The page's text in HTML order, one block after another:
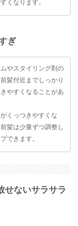
くなります。
ぎ
やスタイリング剤の
髪付近までしっかり
やすくなることがあ
くっつきやすくな
髪は少量ずつ調整し
できます。
せないサラサラ